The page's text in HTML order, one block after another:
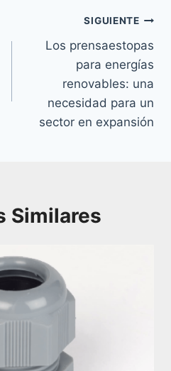
SIGUIENTE
Los prensaestopas
para energías
renovables: una
necesidad para un
sector en expansión
Similares